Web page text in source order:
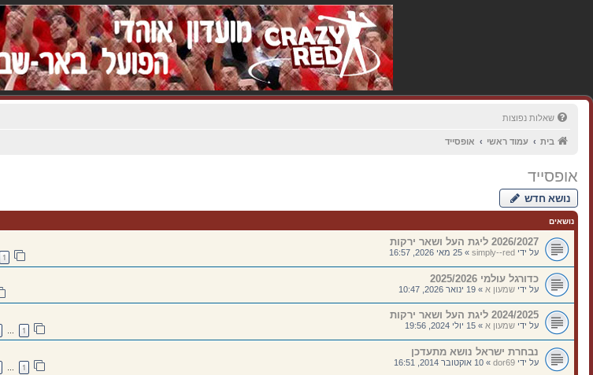
שאלות נפוצות
בית עמוד ראשי אופסייד
אופסייד
נושא חדש
נושאים
2026/2027 ליגת העל ושאר ירקות
על ידי simply--red
» 25 מאי 2026, 16:57 1
כדורגל עולמי 2025/2026
על ידי שמעון א » 19 ינואר 2026, 10:47
2024/2025 ליגת העל ושאר ירקות
על ידי שמעון א » 15 יולי 2024, 19:56 1
…
נבחרת ישראל נושא מתעדכן
על ידי dor69
» 10 אוקטובר 2014, 16:51 1
…